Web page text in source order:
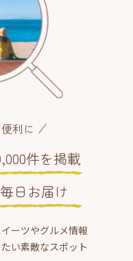
利に
件を掲載
日お届け
ーツやグルメ情報
い素敵なスポット